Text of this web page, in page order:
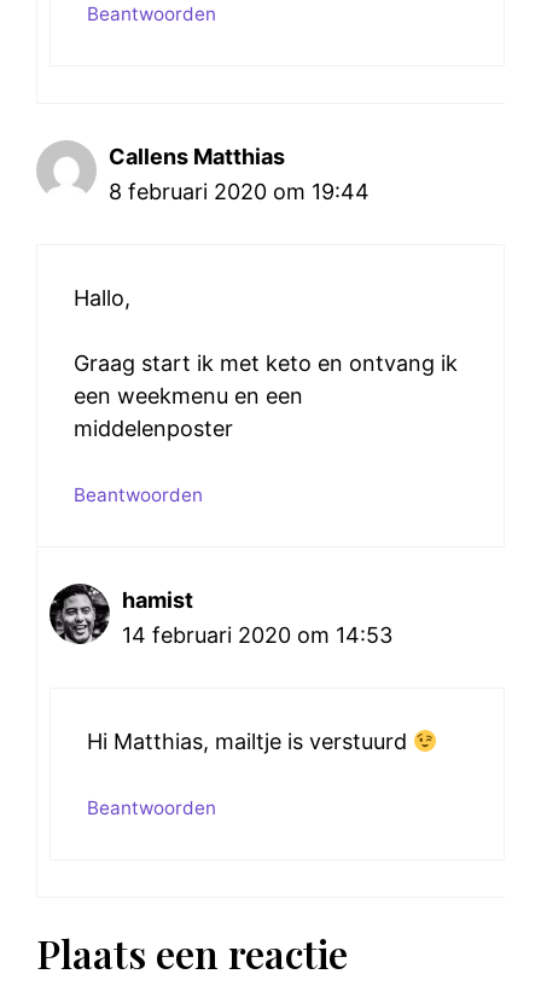
Beantwoorden
Callens Matthias
8 februari 2020 om 19:44
Hallo,
Graag start ik met keto en ontvang ik
een weekmenu en een
middelenposter
Beantwoorden
hamist
14 februari 2020 om 14:53
Hi Matthias, mailtje is verstuurd
Beantwoorden
Plaats een reactie